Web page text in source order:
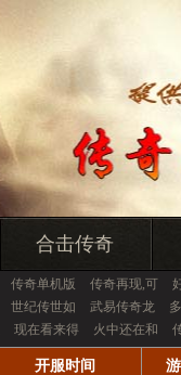
合击传奇
传奇单机版 传奇再现,可
世纪传世如 武易传奇龙
现在看来得 火中还在和
开服时间